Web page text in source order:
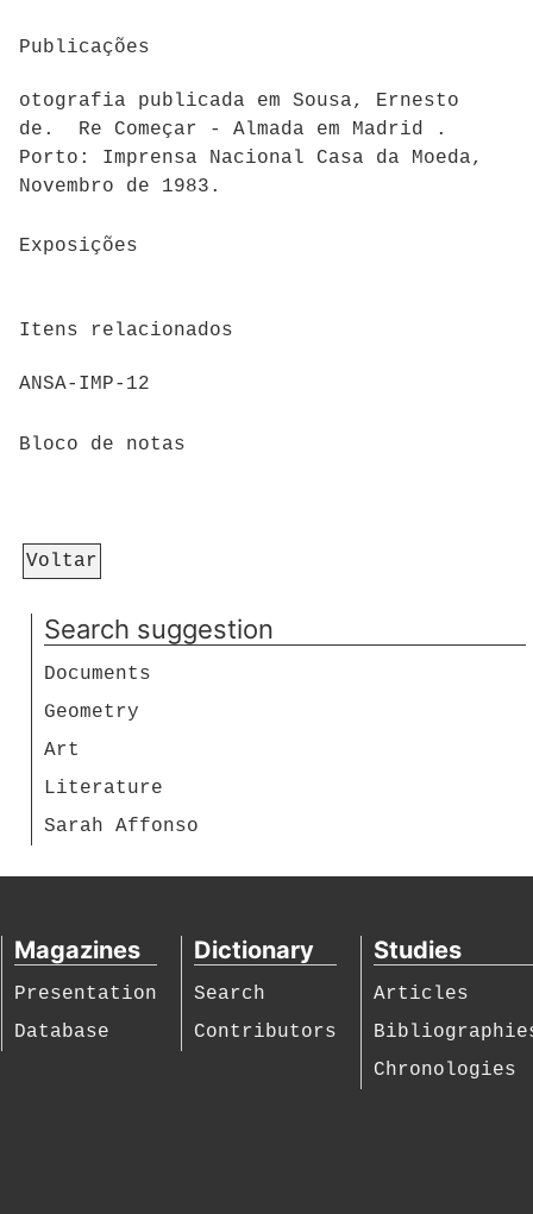
Publicações
otografia publicada em Sousa, Ernesto
de. Re Começar - Almada em Madrid .
Porto: Imprensa Nacional Casa da Moeda,
Novembro de 1983.
Exposições
Itens relacionados
ANSA-IMP-12
Bloco de notas
Voltar
Search suggestion
Documents
Geometry
Art
Literature
Sarah Affonso
Magazines
Presentation
Database
Dictionary
Search
Contributors
Studies
Articles
Chronologies